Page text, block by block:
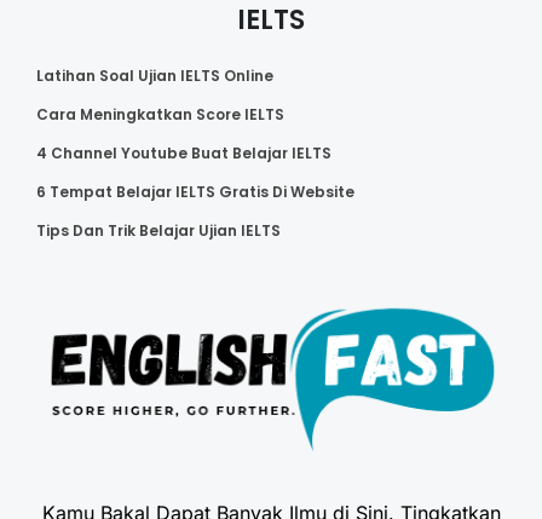
IELTS
Latihan Soal Ujian IELTS Online
Cara Meningkatkan Score IELTS
4 Channel Youtube Buat Belajar IELTS
6 Tempat Belajar IELTS Gratis Di Website
Tips Dan Trik Belajar Ujian IELTS
Kamu Bakal Dapat Banyak Ilmu di Sini. Tingkatkan